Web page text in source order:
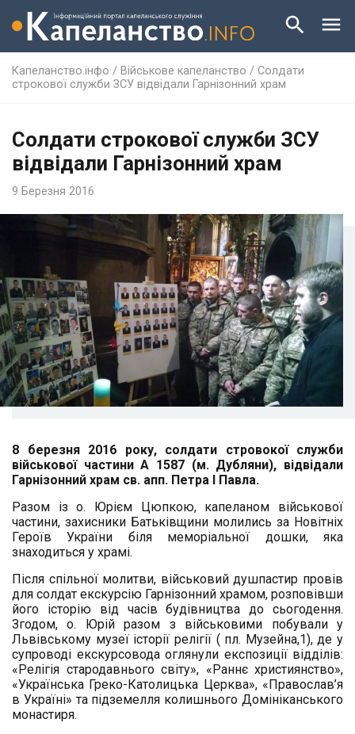
Капеланство.інфо / Військове капеланство / Солдати
строкової служби ЗСУ відвідали Гарнізонний храм
Солдати строкової служби ЗСУ
відвідали Гарнізонний храм
9 Березня 2016
8 березня 2016 року, солдати стровокої служби
військової частини А 1587 (м. Дубляни), відвідали
Гарнізонний храм св. апп. Петра І Павла.
Разом із о. Юрієм Цюпкою, капеланом військової
частини, захисники Батьківщини молились за Новітніх
Героїв України біля меморіальної дошки, яка
знаходиться у храмі.
Після спільної молитви, військовий душпастир провів
для солдат екскурсію Гарнізонний храмом, розповівши
його історію від часів будівництва до сьогодення.
Згодом, о. Юрій разом з військовими побували у
Львівському музеї історії релігії ( пл. Музейна,1),де у
супроводі екскурсоводаоглянули експозиції відділів:
«Релігія стародавнього світу», «Раннє християнство»,
«Українська Греко-Католицька Церква», «Православ’я
в Україні» та підземелля колишнього Домініканського
монастиря.